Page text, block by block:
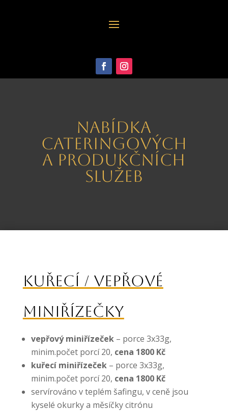
Nabídka
cateringových
a produkčních
služeb
KUŘECÍ / VEPŘOVÉ
MINIŘÍZEČKY
vepřový miniřízeček– porce 3x33g,
minim.počet porcí 20, cena 1800 Kč
kuřecí miniřízeček– porce 3x33g,
minim.počet porcí 20, cena 1800 Kč
servírováno v teplém šafingu, v ceně jsou
kyselé okurky a měsíčky citrónu